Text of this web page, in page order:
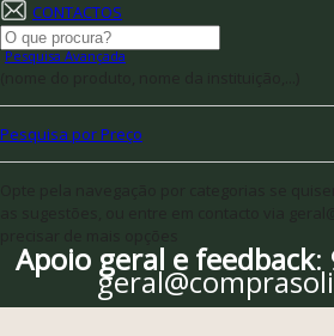
CONTACTOS
Pesquisa Avançada
Pesquisa por Preço
Apoio geral e feedback: